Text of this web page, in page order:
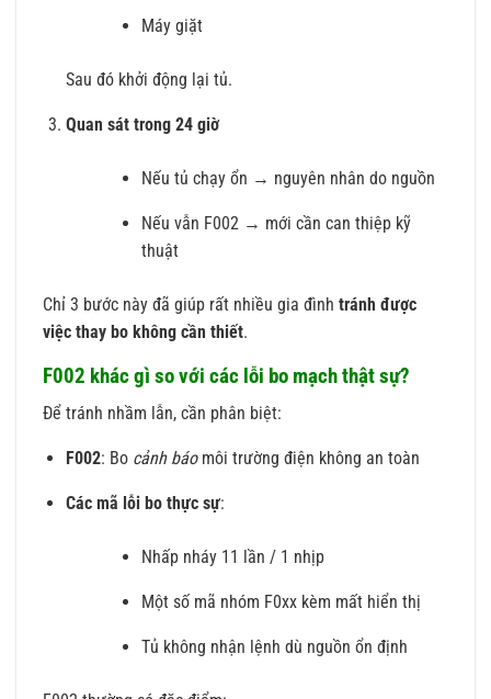
Máy giặt
Sau đó khởi động lại tủ.
Quan sát trong 24 giờ
Nếu tủ chạy ổn → nguyên nhân do nguồn
Nếu vẫn F002 → mới cần can thiệp kỹ
thuật
Chỉ 3 bước này đã giúp rất nhiều gia đình tránh được
việc thay bo không cần thiết.
F002 khác gì so với các lỗi bo mạch thật sự?
Để tránh nhầm lẫn, cần phân biệt:
F002: Bo cảnh báomôi trường điện không an toàn
Các mã lỗi bo thực sự:
Nhấp nháy 11 lần / 1 nhịp
Một số mã nhóm F0xx kèm mất hiển thị
Tủ không nhận lệnh dù nguồn ổn định